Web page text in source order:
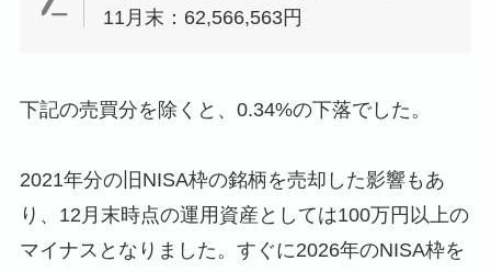
11月末：62,566,563円
下記の売買分を除くと、0.34%の下落でした。
2021年分の旧NISA枠の銘柄を売却した影響もあ
り、12月末時点の運用資産としては100万円以上の
マイナスとなりました。すぐに2026年のNISA枠を